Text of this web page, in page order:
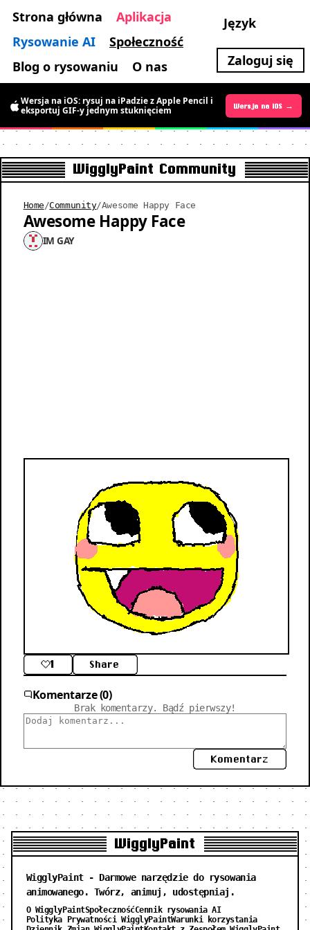
Strona główna
Aplikacja
Rysowanie AI
Społeczność
Blog o rysowaniu
O nas
Język
Zaloguj się
Wersja na Androida →
Wersja na iOS: rysuj na iPadzie z Apple Pencil i
eksportuj GIF-y jednym stuknięciem
Wersja na iOS →
WigglyPaint Community
Home /Community/Awesome Happy Face
Awesome Happy Face
IM GAY
1 Share
Komentarze (0)
Brak komentarzy. Bądź pierwszy!
Komentarz
WigglyPaint
WigglyPaint - Darmowe narzędzie do rysowania
animowanego. Twórz, animuj, udostępniaj.
O WigglyPaintSpołecznośćCennik rysowania AI
Polityka Prywatności WigglyPaintWarunki korzystania